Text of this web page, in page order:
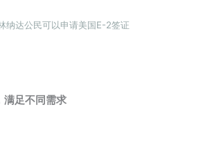
纳达公民可以申请美国E-2签证
满足不同需求